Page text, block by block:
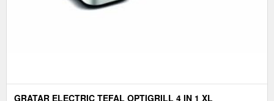
GRATAR ELECTRIC TEFAL OPTIGRILL 4 IN 1 XL